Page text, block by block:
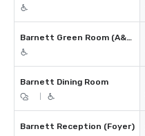
Barnett Green Room (A&B)
Barnett Dining Room
Barnett Reception (Foyer)